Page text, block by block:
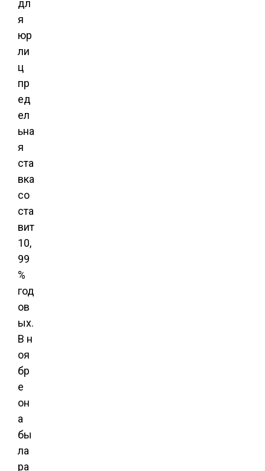
дл
я
юр
ли
ц
пр
ед
ел
ьна
я
ста
вка
со
ста
вит
10,
99
%
год
ов
ых.
В н
оя
бр
е
он
а
бы
ла
ра